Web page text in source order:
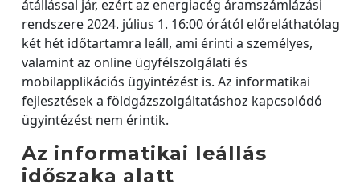
átállással jár, ezért az energiacég áramszámlázási
rendszere 2024. július 1. 16:00 órától előreláthatólag
két hét időtartamra leáll, ami érinti a személyes,
valamint az online ügyfélszolgálati és
mobilapplikációs ügyintézést is. Az informatikai
fejlesztések a földgázszolgáltatáshoz kapcsolódó
ügyintézést nem érintik.
Az informatikai leállás
időszaka alatt